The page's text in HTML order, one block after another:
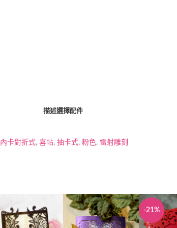
描述選擇配件
內卡對折式, 喜帖, 抽卡式, 粉色, 雷射雕刻
-21%